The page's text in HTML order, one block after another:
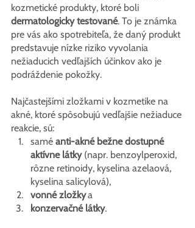
kozmetické produkty, ktoré boli
dermatologicky testované. To je známka
pre vás ako spotrebiteľa, že daný produkt
predstavuje nízke riziko vyvolania
nežiaducich vedľajších účinkov ako je
podráždenie pokožky.
Najčastejšími zložkami v kozmetike na
akné, ktoré spôsobujú vedľajšie nežiaduce
reakcie, sú:
samé anti-akné bežne dostupné
aktívne látky (napr. benzoylperoxid,
rôzne retinoidy, kyselina azelaová,
kyselina salicylová),
vonné zložkya
konzervačné látky.